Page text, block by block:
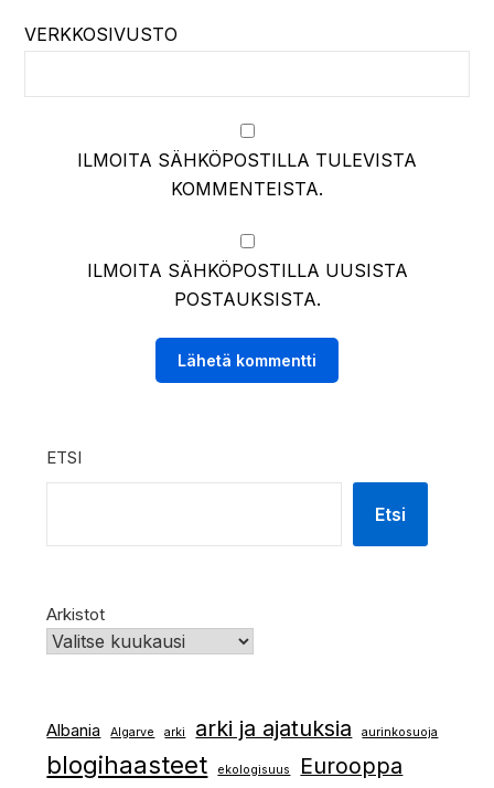
VERKKOSIVUSTO
ILMOITA SÄHKÖPOSTILLA TULEVISTA
KOMMENTEISTA.
ILMOITA SÄHKÖPOSTILLA UUSISTA
POSTAUKSISTA.
ETSI
Etsi
Arkistot
Albania Algarve arki arki ja ajatuksia aurinkosuoja
blogihaasteet ekologisuus Eurooppa